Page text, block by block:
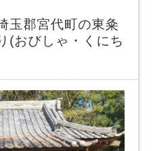
玉郡宮代町の東粂
(おびしゃ・くにち